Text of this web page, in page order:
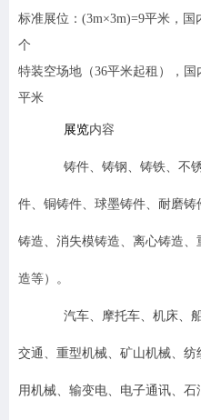
标准展位： (3m×3m)=9平米， 国
个
特装空场地（36平米起租），国
平米
展览内容
铸件、铸钢、铸铁、不
件、铜铸件、球墨铸件、耐磨
铸造、消失模铸造、离心铸造
造等）。
汽车、摩托车、机床、
交通、重型机械、矿山机械、
用机械、输变电、电子通讯、